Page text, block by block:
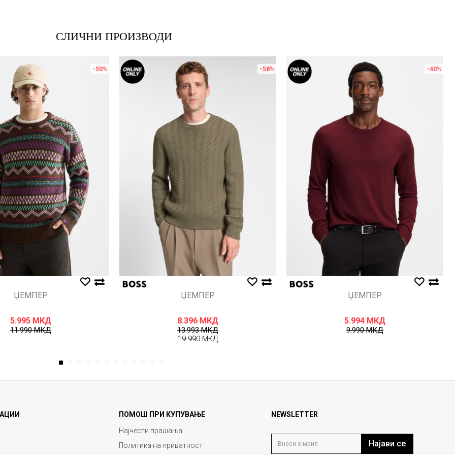
СЛИЧНИ ПРОИЗВОДИ
-50%
ЏЕМПЕР
5.995 МКД
11.990МКД
-58%
ЏЕМПЕР
8.396 МКД
13.993МКД
19.990МКД
-40%
ЏЕМПЕР
5.994 МКД
9.990МКД
1
ПОМОШ ПРИ КУПУВАЊЕ
Најчести прашања
Политика на приватност
NEWSLETTER
Најави се